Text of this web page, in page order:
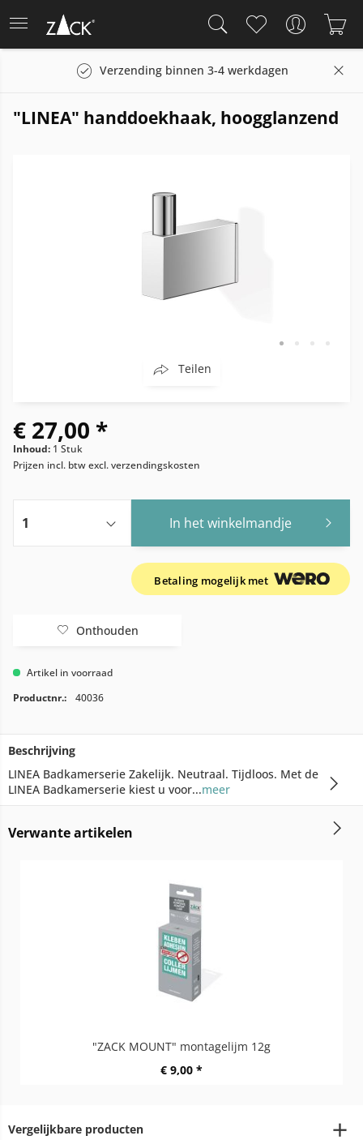
Verzending binnen 3-4 werkdagen
"LINEA" handdoekhaak, hoogglanzend
Teilen
€ 27,00 *
Inhoud: 1 Stuk
Prijzen incl. btwexcl. verzendingskosten
In het winkelmandje
Betaling mogelijk met
Onthouden
Artikel in voorraad
Productnr.:
40036
Beschrijving
LINEA Badkamerserie Zakelijk. Neutraal. Tijdloos. Met de
LINEA Badkamerserie kiest u voor...meer
Verwante artikelen
"ZACK MOUNT" montagelijm 12g
€ 9,00 *
Vergelijkbare producten